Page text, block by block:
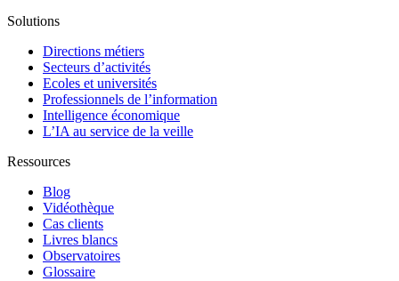
Solutions
Directions métiers
Secteurs d’activités
Ecoles et universités
Professionnels de l’information
Intelligence économique
L’IA au service de la veille
Ressources
Blog
Vidéothèque
Cas clients
Livres blancs
Observatoires
Glossaire